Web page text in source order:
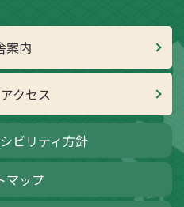
案内
クセス
ビリティ方針
マップ